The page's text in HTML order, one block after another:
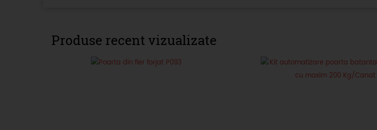
Produse recent vizualizate